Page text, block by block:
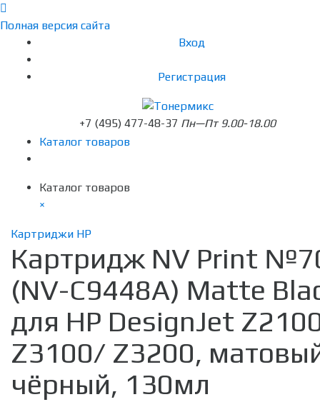
Полная версия сайта
Вход
Регистрация
+7 (495) 477-48-37 Пн—Пт 9.00-18.00
Каталог товаров
Каталог товаров
×
Картриджи HP
Картридж NV Print
(NV-C9448A) Matte
для HP DesignJet
Z3100/ Z3200,
чёрный, 130мл